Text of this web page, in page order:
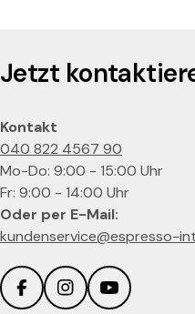
E
d
e
l
s
t
Jetzt
Kontakt
040 822 4567 90
Mo-Do: 9:00 - 15:00 Uhr
Fr: 9:00 - 14:00 Uhr
Oder per E-Mail:
kundenservice@espresso-
FacebookInstagramYouTube